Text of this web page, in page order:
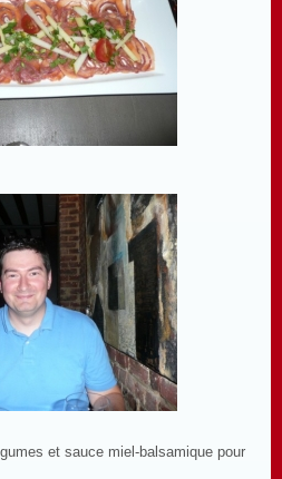
et sauce miel-balsamique pour